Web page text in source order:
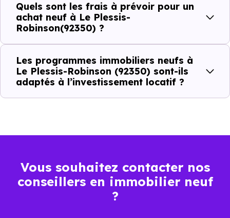
prix à connaître pour un achat immobilier à Le Plessis-
Robinson (92350) :
Prix
minimum
Prix
moyen
Prix
maximum
Maison 3 544 € /m²
/m²
7 890 € /m²
Quels sont les frais à prévoir pour un
achat neuf à Le Plessis-
Robinson(92350) ?
Les programmes immobiliers neufs à
Le Plessis-Robinson (92350) sont-ils
adaptés à l’investissement locatif ?
Vous souhaitez contacter nos
conseillers en immobilier neuf
?